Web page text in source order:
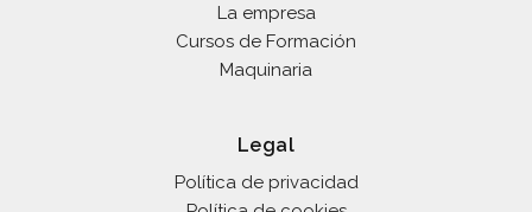
La empresa
Cursos de Formación
Maquinaria
Legal
Política de privacidad